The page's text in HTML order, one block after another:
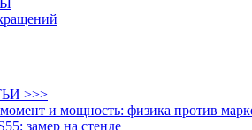
>>>
и мощность: физика против
замер на стенде